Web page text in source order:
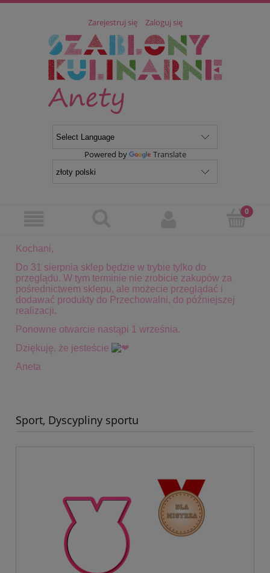
Zarejestruj się Zaloguj się
Powered by Translate
Kochani,
Do 31 sierpnia sklep będzie w trybie tylko do
przeglądu. W tym terminie nie zrobicie zakupów za
pośrednictwem sklepu, ale możecie przeglądać i
dodawać produkty do Przechowalni, do późniejszej
realizacji.
Ponowne otwarcie nastąpi 1 września.
Dziękuję, że jesteście
Aneta
Sport, Dyscypliny sportu